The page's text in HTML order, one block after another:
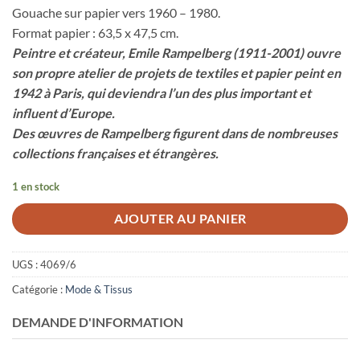
Gouache sur papier vers 1960 – 1980.
Format papier : 63,5 x 47,5 cm.
Peintre et créateur, Emile Rampelberg (1911-2001) ouvre
son propre atelier de projets de textiles et papier peint en
1942 à Paris, qui deviendra l’un des plus important et
influent d’Europe.
Des œuvres de Rampelberg figurent dans de nombreuses
collections françaises et étrangères.
1 en stock
AJOUTER AU PANIER
UGS :4069/6
Catégorie : Mode & Tissus
DEMANDE D'INFORMATION